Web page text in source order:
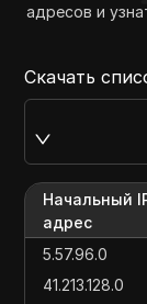
адресов и
Скачать
Начальный
адрес
5.57.96.0
41.213.128.0